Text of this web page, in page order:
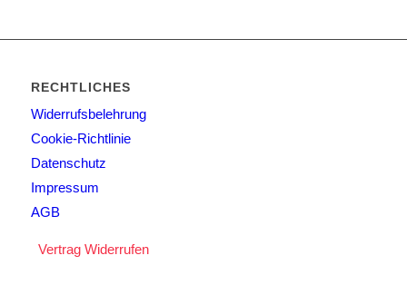
RECHTLICHES
Widerrufsbelehrung
Cookie-Richtlinie
Datenschutz
Impressum
AGB
Vertrag Widerrufen